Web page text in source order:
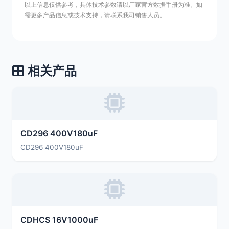
以上信息仅供参考，具体技术参数请以厂家官方数据手册为准。如
需更多产品信息或技术支持，请联系我司销售人员。
相关产品
CD296 400V180uF
CD296 400V180uF
CDHCS 16V1000uF